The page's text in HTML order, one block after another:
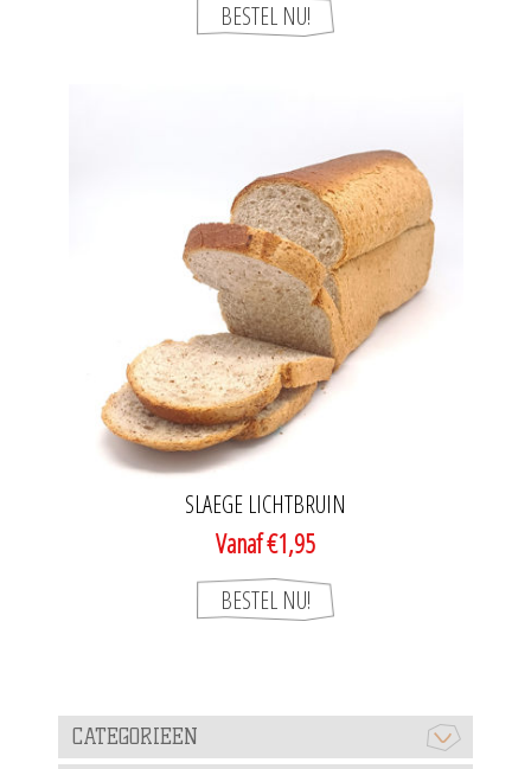
SLAEGE LICHTBRUIN
Vanaf €1,95
CATEGORIEEN